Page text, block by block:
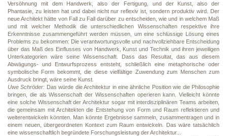
Versöhnung mit dem Handwerk, also der Fertigung, und der Kunst, also der
Phantasie, zu leisten hat und dabei nicht nur reflexiv ist, sondern produktiv wird. Der
neue Architekt hätte von Fall zu Fall darüber zu entscheiden, wie und in welchem Maß
und mit welcher Methodik die unterschiedlichen Wissenschaften respektive ihre
Erkenntnisse zusammengeführt werden müssen, um eine schlüssige Lösung eines
Problems zu bekommen: Die verantwortungsvolle und nachvollziehbare Entscheidung
über das Maß des Einflusses von Handwerk, Kunst und Technik und ihren jeweiligen
Unterkategorien wäre seine Wissenschaft. Dass das Resultat, das aus diesem
Abwägungs- und Entwurfsprozess entsteht, schließlich eine metaphorische oder
symbolische Form bekommt, die diese vielfältige Zuwendung zum Menschen zum
Ausdruck bringt, wäre seine Kunst.
Uwe Schröder: Das würde die Architektur in eine ähnliche Position wie die Philosophie
bringen, die als Wissenschaft der Wissenschaften operieren kann. Vielleicht könnte
eine solche Wissenschaft der Architektur sogar mit interdisziplinären Teams arbeiten,
die gemeinsam mit Architekten die Entstehung von Form und Raum reflektieren und
weiterentwickeln könnten. Man könnte Ergebnisse sammeln, zusammentragen und in
einem neuen, übergeordneten Kontext zum Raum entwickeln. Das wäre tatsächlich
eine wissenschaftlich begründete Forschungsleistung der Architektur...